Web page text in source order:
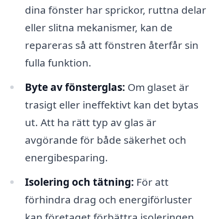
dina fönster har sprickor, ruttna delar
eller slitna mekanismer, kan de
repareras så att fönstren återfår sin
fulla funktion.
Byte av fönsterglas: Om glaset är
trasigt eller ineffektivt kan det bytas
ut. Att ha rätt typ av glas är
avgörande för både säkerhet och
energibesparing.
Isolering och tätning: För att
förhindra drag och energiförluster